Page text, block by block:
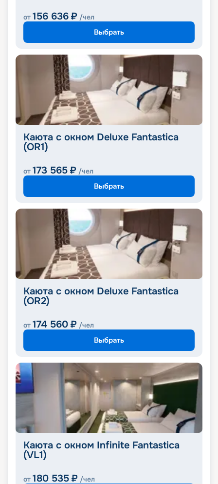
от 156 636 ₽ /чел
Выбрать
Каюта с окном Deluxe Fantastica
(OR1)
от 173 565 ₽ /чел
Выбрать
Каюта с окном Deluxe Fantastica
(OR2)
от 174 560 ₽ /чел
Выбрать
Каюта с окном Infinite Fantastica
(VL1)
от 180 535 ₽ /чел